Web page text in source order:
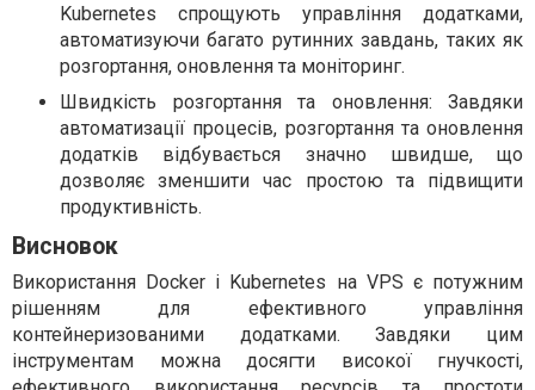
Kubernetes спрощують управління додатками,
автоматизуючи багато рутинних завдань, таких як
розгортання, оновлення та моніторинг.
Швидкість розгортання та оновлення: Завдяки
автоматизації процесів, розгортання та оновлення
додатків відбувається значно швидше, що
дозволяє зменшити час простою та підвищити
продуктивність.
Висновок
Використання Docker і Kubernetes на VPS є потужним
рішенням для ефективного управління
контейнеризованими додатками. Завдяки цим
інструментам можна досягти високої гнучкості,